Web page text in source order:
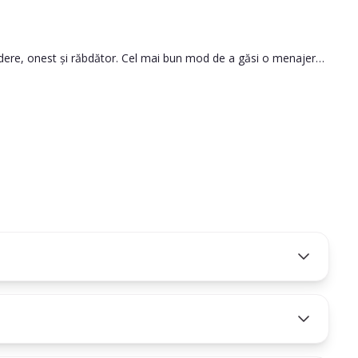
onest și răbdător. Cel mai bun mod de a găsi o menajeră
persoana pe care o angajezi este potrivită pentru nevoile